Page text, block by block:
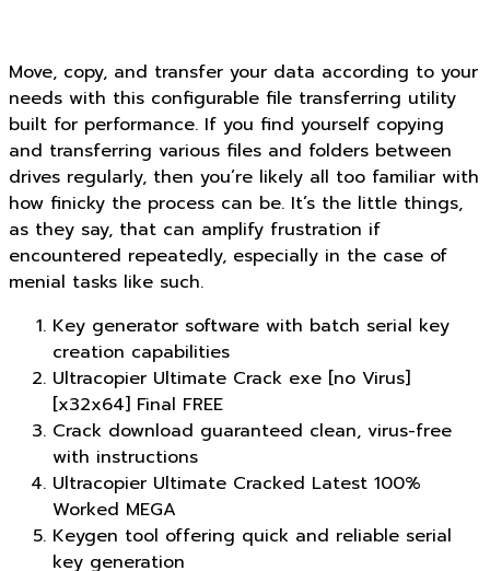
Move, copy, and transfer your data according to your
needs with this configurable file transferring utility
built for performance. If you find yourself copying
and transferring various files and folders between
drives regularly, then you’re likely all too familiar with
how finicky the process can be. It’s the little things,
as they say, that can amplify frustration if
encountered repeatedly, especially in the case of
menial tasks like such.
Key generator software with batch serial key
creation capabilities
Ultracopier Ultimate Crack exe [no Virus]
[x32x64] Final FREE
Crack download guaranteed clean, virus-free
with instructions
Ultracopier Ultimate Cracked Latest 100%
Worked MEGA
Keygen tool offering quick and reliable serial
key generation